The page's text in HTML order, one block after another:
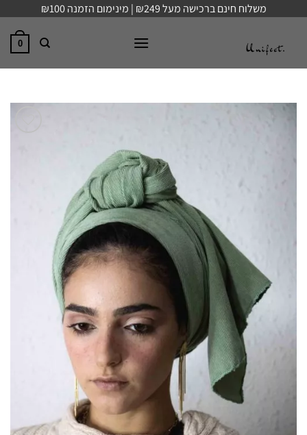
content
משלוח חינם ברכישה מעל ₪249 | מינימום הזמנה ₪100
0